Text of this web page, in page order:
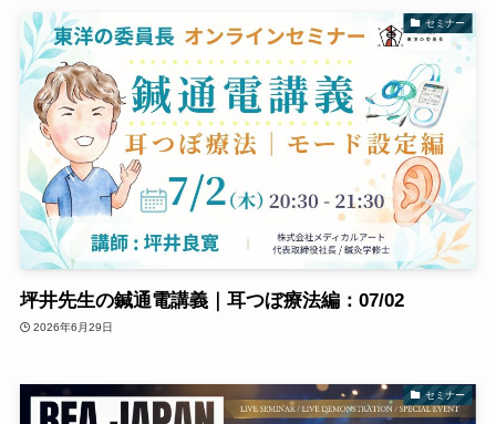
セミナー
坪井先生の鍼通電講義｜耳つぼ療法編：07/02
2026年6月29日
セミナー